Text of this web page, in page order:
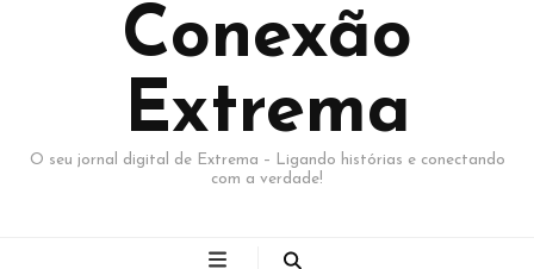
Conexão
Extrema
O seu jornal digital de Extrema – Ligando histórias e conectando
com a verdade!